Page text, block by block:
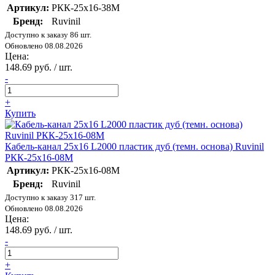
Артикул: РКК-25х16-38М
Бренд:
Ruvinil
Доступно к заказу 86 шт.
Обновлено 08.08.2026
Цена:
148.69 руб. / шт.
-
+
Купить
Кабель-канал 25х16 L2000 пластик дуб (темн. основа) Ruvinil
РКК-25х16-08М
Артикул: РКК-25х16-08М
Бренд:
Ruvinil
Доступно к заказу 317 шт.
Обновлено 08.08.2026
Цена:
148.69 руб. / шт.
-
+